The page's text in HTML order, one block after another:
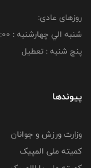
روزهای عادی:
شنبه الي چهارشنبه : 00: 8 لغايت 16:00
پنج شنبه : تعطیل
پیوندها
وزارت ورزش و جوانان
کمیته ملی المپیک